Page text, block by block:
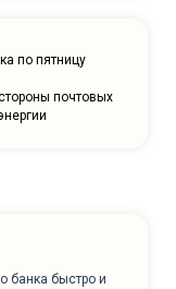
по пятницу
почтовых
банка быстро и